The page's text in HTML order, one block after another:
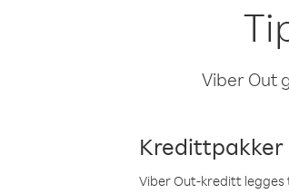
Viber Out
Kredittpakker
Viber Out-kreditt legges